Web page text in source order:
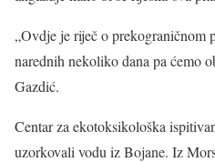
„Ovdje je riječ o prekograničnom
narednih nekoliko dana pa ćemo
Gazdić.
Centar za ekotoksikološka
uzorkovali vodu iz Bojane. Iz